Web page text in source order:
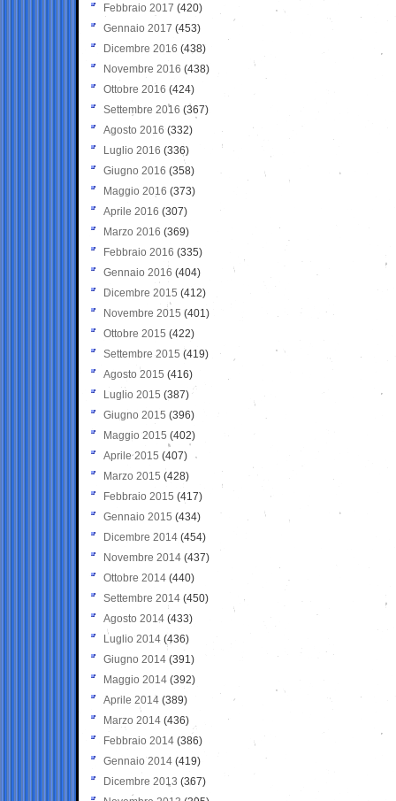
Febbraio 2017 (420)
Gennaio 2017 (453)
Dicembre 2016 (438)
Novembre 2016 (438)
Ottobre 2016 (424)
Settembre 2016 (367)
Agosto 2016 (332)
Luglio 2016 (336)
Giugno 2016 (358)
Maggio 2016 (373)
Aprile 2016 (307)
Marzo 2016 (369)
Febbraio 2016 (335)
Gennaio 2016 (404)
Dicembre 2015 (412)
Novembre 2015 (401)
Ottobre 2015 (422)
Settembre 2015 (419)
Agosto 2015 (416)
Luglio 2015 (387)
Giugno 2015 (396)
Maggio 2015 (402)
Aprile 2015 (407)
Marzo 2015 (428)
Febbraio 2015 (417)
Gennaio 2015 (434)
Dicembre 2014 (454)
Novembre 2014 (437)
Ottobre 2014 (440)
Settembre 2014 (450)
Agosto 2014 (433)
Luglio 2014 (436)
Giugno 2014 (391)
Maggio 2014 (392)
Aprile 2014 (389)
Marzo 2014 (436)
Febbraio 2014 (386)
Gennaio 2014 (419)
Dicembre 2013 (367)